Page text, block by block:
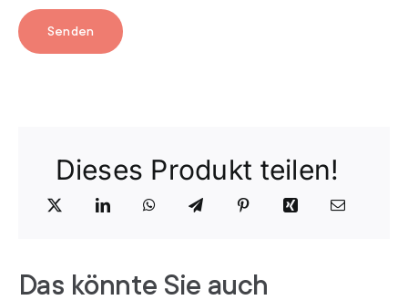
Dieses Produkt teilen!
Das könnte Sie auch